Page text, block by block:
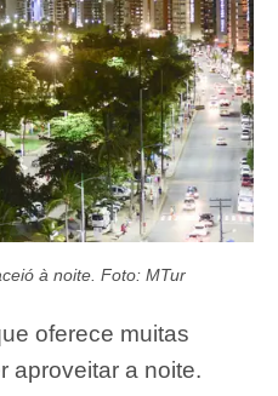
à noite. Foto: MTur
oferece muitas
aproveitar a noite.